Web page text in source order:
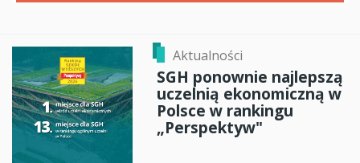
Aktualności
SGH ponownie najlepszą
uczelnią ekonomiczną w
Polsce w rankingu
„Perspektyw"